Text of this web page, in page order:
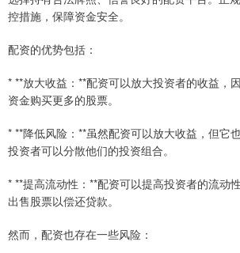
控措施，保障资金安全。
配资的优势包括：
* **放大收益：**配资可以放大投资者的收益，
资金购买更多的股票。
* **降低风险：**虽然配资可以放大收益，但它
投资者可以分散他们的投资组合。
* **提高流动性：**配资可以提高投资者的流动
出售股票以偿还贷款。
然而，配资也存在一些风险：